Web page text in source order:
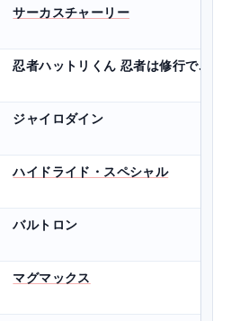
サーカスチャーリー
忍者ハットリくん 忍者は修行でござ
ジャイロダイン
ハイドライド・スペシャル
バルトロン
マグマックス